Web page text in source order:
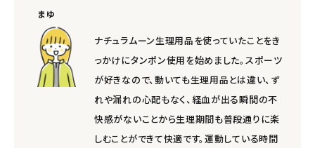
まゆ
ナチュラムーン生理用品を使っていたことをき
っかけにタンポン使用を始めました。スポーツ
が好きなので、動いても生理用品とは違い、ず
れや漏れの心配もなく、経血が出る瞬間の不
快感がないことから生理期間も普段通りに楽
しむことができて快適です。運動している時間